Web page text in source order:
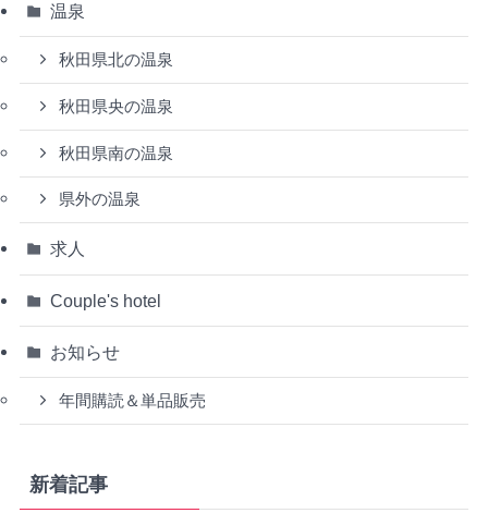
温泉
秋田県北の温泉
秋田県央の温泉
秋田県南の温泉
県外の温泉
求人
Couple's hotel
お知らせ
年間購読＆単品販売
新着記事